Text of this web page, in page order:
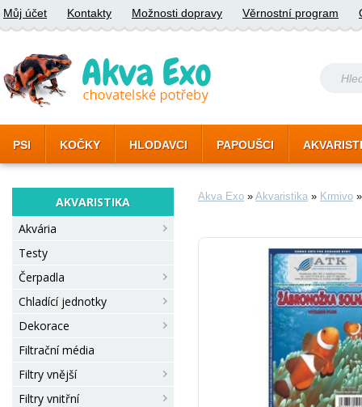
Můj účet Kontakty Možnosti dopravy Věrnostní program
PSI KOČKY HLODAVCI PAPOUŠCI
AKVARISTIKA
Akvária
Testy
Čerpadla
Chladící jednotky
Dekorace
Filtrační média
Filtry vnější
Filtry vnitřní
Akva Exo » Akvaristika » Krmivo